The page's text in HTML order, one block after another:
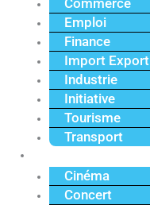
Commerce
Emploi
Finance
Import Export
Industrie
Initiative
Tourisme
Transport
Cinéma
Concert